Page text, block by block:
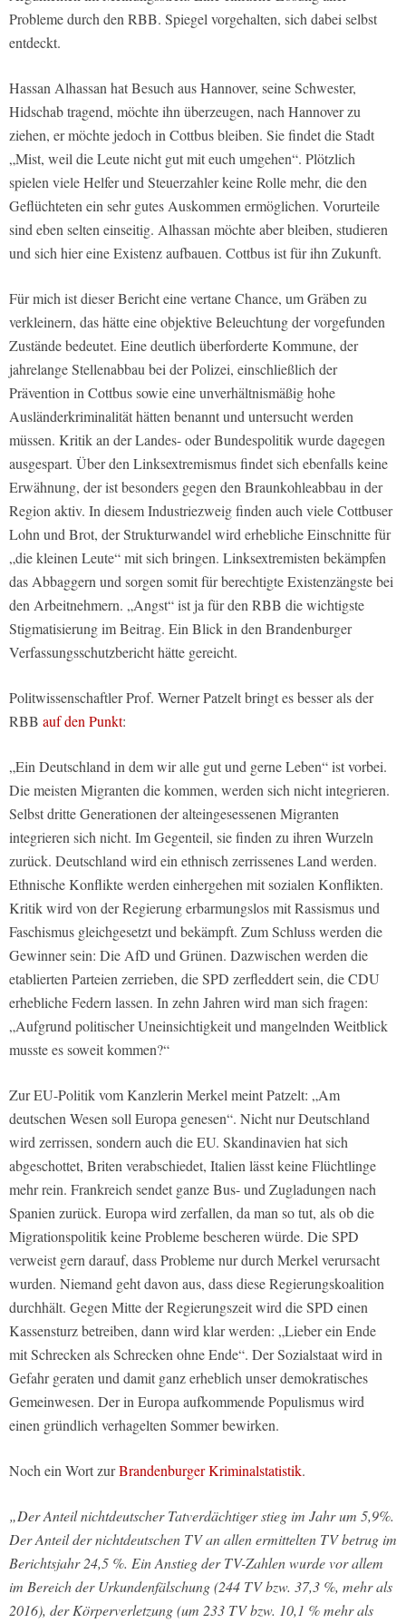
Probleme durch den RBB. Spiegel vorgehalten, sich dabei selbst
entdeckt.
Hassan Alhassan hat Besuch aus Hannover, seine Schwester,
Hidschab tragend, möchte ihn überzeugen, nach Hannover zu
ziehen, er möchte jedoch in Cottbus bleiben. Sie findet die Stadt
„Mist, weil die Leute nicht gut mit euch umgehen“. Plötzlich
spielen viele Helfer und Steuerzahler keine Rolle mehr, die den
Geflüchteten ein sehr gutes Auskommen ermöglichen. Vorurteile
sind eben selten einseitig. Alhassan möchte aber bleiben, studieren
und sich hier eine Existenz aufbauen. Cottbus ist für ihn Zukunft.
Für mich ist dieser Bericht eine vertane Chance, um Gräben zu
verkleinern, das hätte eine objektive Beleuchtung der vorgefunden
Zustände bedeutet. Eine deutlich überforderte Kommune, der
jahrelange Stellenabbau bei der Polizei, einschließlich der
Prävention in Cottbus sowie eine unverhältnismäßig hohe
Ausländerkriminalität hätten benannt und untersucht werden
müssen. Kritik an der Landes- oder Bundespolitik wurde dagegen
ausgespart. Über den Linksextremismus findet sich ebenfalls keine
Erwähnung, der ist besonders gegen den Braunkohleabbau in der
Region aktiv. In diesem Industriezweig finden auch viele Cottbuser
Lohn und Brot, der Strukturwandel wird erhebliche Einschnitte für
„die kleinen Leute“ mit sich bringen. Linksextremisten bekämpfen
das Abbaggern und sorgen somit für berechtigte Existenzängste bei
den Arbeitnehmern. „Angst“ ist ja für den RBB die wichtigste
Stigmatisierung im Beitrag. Ein Blick in den Brandenburger
Verfassungsschutzbericht hätte gereicht.
Politwissenschaftler Prof. Werner Patzelt bringt es besser als der
RBB auf den Punkt:
„Ein Deutschland in dem wir alle gut und gerne Leben“ ist vorbei.
Die meisten Migranten die kommen, werden sich nicht integrieren.
Selbst dritte Generationen der alteingesessenen Migranten
integrieren sich nicht. Im Gegenteil, sie finden zu ihren Wurzeln
zurück. Deutschland wird ein ethnisch zerrissenes Land werden.
Ethnische Konflikte werden einhergehen mit sozialen Konflikten.
Kritik wird von der Regierung erbarmungslos mit Rassismus und
Faschismus gleichgesetzt und bekämpft. Zum Schluss werden die
Gewinner sein: Die AfD und Grünen. Dazwischen werden die
etablierten Parteien zerrieben, die SPD zerfleddert sein, die CDU
erhebliche Federn lassen. In zehn Jahren wird man sich fragen:
„Aufgrund politischer Uneinsichtigkeit und mangelnden Weitblick
musste es soweit kommen?“
Zur EU-Politik vom Kanzlerin Merkel meint Patzelt: „Am
deutschen Wesen soll Europa genesen“. Nicht nur Deutschland
wird zerrissen, sondern auch die EU. Skandinavien hat sich
abgeschottet, Briten verabschiedet, Italien lässt keine Flüchtlinge
mehr rein. Frankreich sendet ganze Bus- und Zugladungen nach
Spanien zurück. Europa wird zerfallen, da man so tut, als ob die
Migrationspolitik keine Probleme bescheren würde. Die SPD
verweist gern darauf, dass Probleme nur durch Merkel verursacht
wurden. Niemand geht davon aus, dass diese Regierungskoalition
durchhält. Gegen Mitte der Regierungszeit wird die SPD einen
Kassensturz betreiben, dann wird klar werden: „Lieber ein Ende
mit Schrecken als Schrecken ohne Ende“. Der Sozialstaat wird in
Gefahr geraten und damit ganz erheblich unser demokratisches
Gemeinwesen. Der in Europa aufkommende Populismus wird
einen gründlich verhagelten Sommer bewirken.
Noch ein Wort zurBrandenburger Kriminalstatistik.
„Der Anteil nichtdeutscher Tatverdächtiger stieg im Jahr um 5,9%.
Der Anteil der nichtdeutschen TV an allen ermittelten TV betrug im
Berichtsjahr 24,5 %. Ein Anstieg der TV-Zahlen wurde vor allem
im Bereich der Urkundenfälschung (244 TV bzw. 37,3 %, mehr als
2016), der Körperverletzung (um 233 TV bzw. 10,1 % mehr als